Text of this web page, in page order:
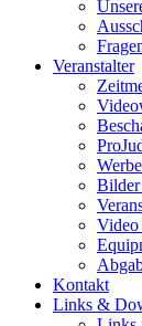
Veranstalter
Bilder
Kontakt
Links &